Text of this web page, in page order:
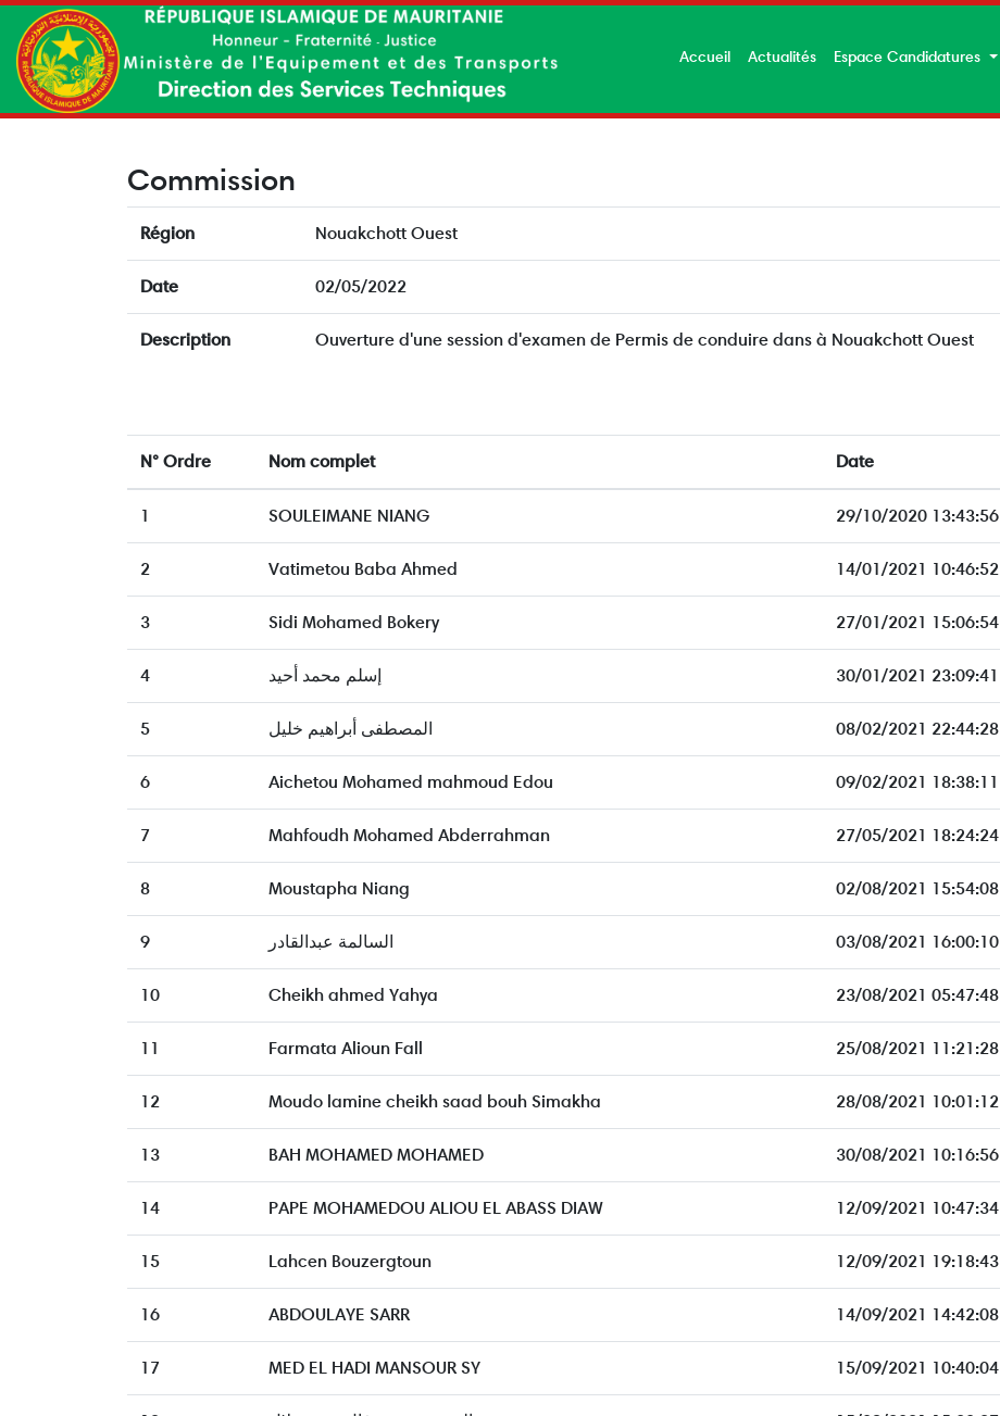
Accueil Actualités Espace Candidatures
Commission
Région Nouakchott Ouest
Date 02/05/2022
Description Ouverture d'une session d'examen de Permis de conduire dans à Nouakchott Ouest
N° Ordre Nom complet Date
1 SOULEIMANE NIANG 29/10/2020 13:43:56
2 Vatimetou Baba Ahmed 14/01/2021 10:46:52
3 Sidi Mohamed Bokery 27/01/2021 15:06:54
4 إسلم محمد أحيد 30/01/2021 23:09:41
5 المصطفى أبراهيم خليل 08/02/2021 22:44:28
6 Aichetou Mohamed mahmoud Edou 09/02/2021 18:38:11
7 Mahfoudh Mohamed Abderrahman 27/05/2021 18:24:24
8 Moustapha Niang 02/08/2021 15:54:08
9 السالمة عبدالقادر 03/08/2021 16:00:10
10 Cheikh ahmed Yahya 23/08/2021 05:47:48
11 Farmata Alioun Fall 25/08/2021 11:21:28
12 Moudo lamine cheikh saad bouh Simakha 28/08/2021 10:01:12
13 BAH MOHAMED MOHAMED 30/08/2021 10:16:56
14 PAPE MOHAMEDOU ALIOU EL ABASS DIAW 12/09/2021 10:47:34
15 Lahcen Bouzergtoun 12/09/2021 19:18:43
16 ABDOULAYE SARR 14/09/2021 14:42:08
17 MED EL HADI MANSOUR SY 15/09/2021 10:40:04